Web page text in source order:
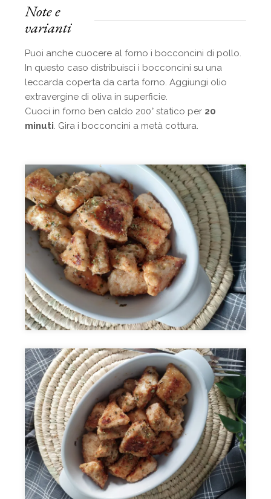
Note e
varianti
Puoi anche cuocere al forno i bocconcini di pollo.
In questo caso distribuisci i bocconcini su una
leccarda coperta da carta forno. Aggiungi olio
extravergine di oliva in superficie.
Cuoci in forno ben caldo 200° statico per 20
minuti. Gira i bocconcini a metà cottura.